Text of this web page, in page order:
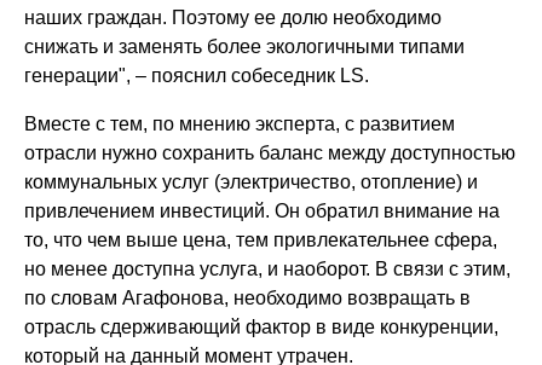
наших граждан. Поэтому ее долю необходимо
снижать и заменять более экологичными типами
генерации", – пояснил собеседник LS.
Вместе с тем, по мнению эксперта, с развитием
отрасли нужно сохранить баланс между доступностью
коммунальных услуг (электричество, отопление) и
привлечением инвестиций. Он обратил внимание на
то, что чем выше цена, тем привлекательнее сфера,
но менее доступна услуга, и наоборот. В связи с этим,
по словам Агафонова, необходимо возвращать в
отрасль сдерживающий фактор в виде конкуренции,
который на данный момент утрачен.